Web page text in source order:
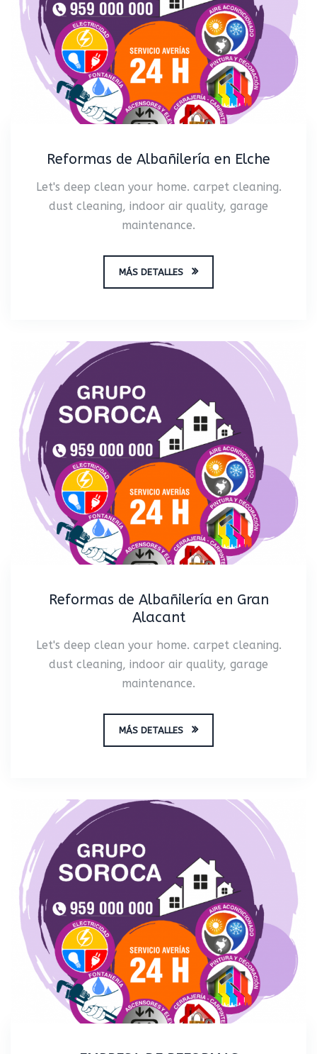
Reformas de Albañilería en Elche
Let's deep clean your home. carpet cleaning.
dust cleaning, indoor air quality, garage
maintenance.
MÁS DETALLES
Reformas de Albañilería en Gran
Alacant
Let's deep clean your home. carpet cleaning.
dust cleaning, indoor air quality, garage
maintenance.
MÁS DETALLES